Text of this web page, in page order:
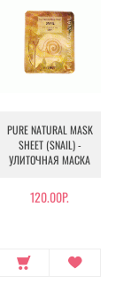
PURE NATURAL MASK
SHEET (SNAIL) -
УЛИТОЧНАЯ МАСКА
120.00Р.